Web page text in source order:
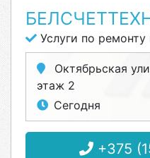
Услуги по
Октябрьская
этаж 2
Сегодня
+375